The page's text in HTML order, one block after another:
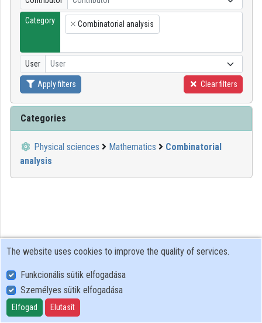
Organization discovery
Organization playlists
Contributors
Category
×
Combinatorial analysis
User User
Apply filters Clear filters
Categories
Physical sciences Mathematics
Combinatorial
analysis
User Policy
Adatkezelési tájékoztató (en)
Cookie Policy
The website uses cookies to improve the quality of services.
Funkcionális sütik elfogadása
Személyes sütik elfogadása
Elfogad Elutasít